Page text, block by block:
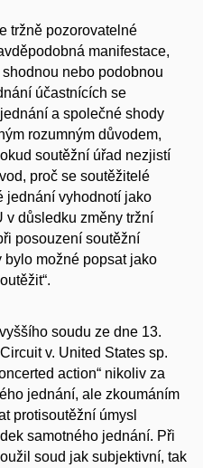
tržně pozorovatelné
manifestace,
nebo podobnou
účastnících se
a společné shody
rozumným důvodem,
soutěžní úřad nezjistí
proč se soutěžitelé
jednání vyhodnotí jako
v důsledku změny tržní
posouzení soutěžní
bylo možné popsat jako
soudu ze dne 13.
v. United States sp.
action“ nikoliv za
jednání, ale zkoumáním
protisoutěžní úmysl
samotného jednání. Při
soud jak subjektivní, tak